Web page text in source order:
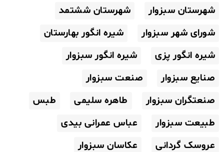
شهرستان سبزوار
شهرستان ششتمد
شورای شهر سبزوار
شیره انگور بهارستان
شیره انگور پزی
شیره انگور سبزوار
صنایع سبزوار
صنعت سبزوار
صنعتگران سبزوار
طاهره سلیمی
طبس
طبیعت سبزوار
عباس عمرانی بیدی
عروسک گردانی
عکاسان سبزوار